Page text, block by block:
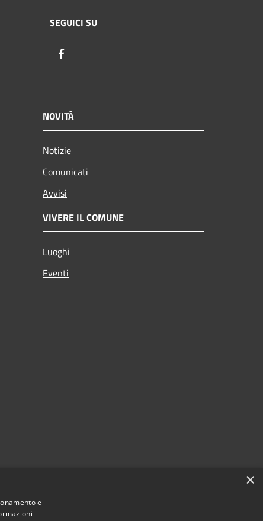
SEGUICI SU
NOVITÀ
Notizie
Comunicati
Avvisi
VIVERE IL COMUNE
Luoghi
Eventi
×
e